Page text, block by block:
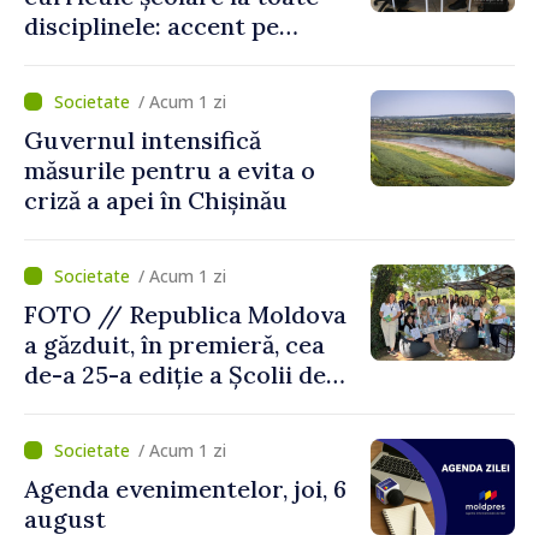
disciplinele: accent pe
și folosirea cunoștințelor în
situații reale/ Acum 1 zi
Guvernul intensifică
măsurile pentru a evita o
criză a apei în Chișinău
/ Acum 1 zi
FOTO // Republica Moldova
a găzduit, în premieră, cea
de-a 25-a ediție a Școlii de
/ Acum 1 zi
Agenda evenimentelor, joi, 6
august